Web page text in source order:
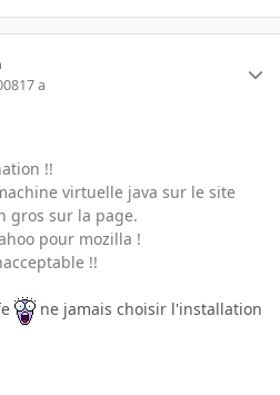
17 a
!!
virtuelle java sur le site
gros sur la page.
pour mozilla !
!!
ne jamais choisir l'installation